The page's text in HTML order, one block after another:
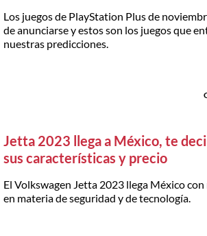
Los juegos de PlayStation Plus de
de anunciarse y estos son los juegos que
nuestras predicciones.
Jetta 2023 llega a México, te
sus características y precio
El Volkswagen Jetta 2023 llega México
en materia de seguridad y de tecnología.